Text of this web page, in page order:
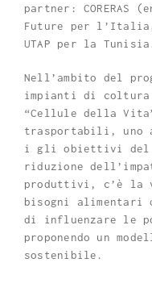
partner: CORERAS
Future per
UTAP per la Tunisia.
Nell’ambito del
impianti di coltura
“Cellule della Vita”
trasportabili, uno
i gli obiettivi del
riduzione
produttivi, c’è la
bisogni alimentari
di influenzare le
proponendo un
sostenibile.